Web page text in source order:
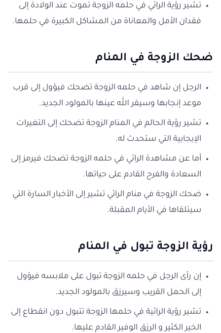
تشير رؤية الرائي في حلمه الزوجة تموت عند الولادة إلى
فقدان الأمل والمعاناة من المشاكل الكبيرة في حلمها.
ضحك الزوجة في المنام
الرجل إن شاهد في حلمه الزوجة تضحك فيؤول إلى قرب
موعد إنجابها وسيقر الله عينها بالمولود الجديد.
تشير رؤية الحالم في المنام الزوجة تضحك إلى التغيرات
الإيجابية التي ستحدث له.
أما عن مشاهدة الرائي في حلمه الزوجة تضحك فيرمز إلى
السعادة والفرح القادم على حياتها.
ضحك الزوجة في منام الرائي تشير إلى الأخبار السارة التي
سيتلقاها في الأيام المقبلة.
رؤية الزوجة تبول في المنام
إن رأى الرجل في حلمه الزوجة تبول على ملابسه فيؤول
إلى الحمل القريب وسيرزق بالمولود الجديد.
تشير رؤية الرائية في حلمها الزوجة تتبول دون انقطاع إلى
الخير الكثير و الرزق الوفير القادم عليها.